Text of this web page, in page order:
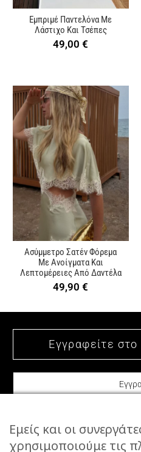
Εμπριμέ Παντελόνα Με
Λάστιχο Και Τσέπες
49,00€
Ασύμμετρο Σατέν Φόρεμα
Με Ανοίγματα Και
Λεπτομέρειες Από Δαντέλα
49,90€
Εμείς και οι
χρησιμοποιούμε τις